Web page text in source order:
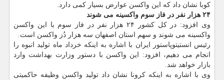
کوبا نشان داد که این واکسن عوارض بسیار کمی دارد.
۲۴ هزار نفر در فاز سوم واکسینه می شوند
وی افزود: در کل کشور ۲۴ هزار نفر در فاز سوم با این واکسن
واکسینه می شوند و سهم استان اصفهان سه هزار دُز واکسن است.
رئیس انستیتوپاستور ایران با اشاره به اینکه خرداد ماه تولید انبوه را
انجام می دهیم، افزود: این واکسن با دستور وزارت بهداشت وارد
بازار خواهد شد.
وی با اشاره به اینکه کرونا نشان داد تولید واکسن وظیفه حاکمیتی